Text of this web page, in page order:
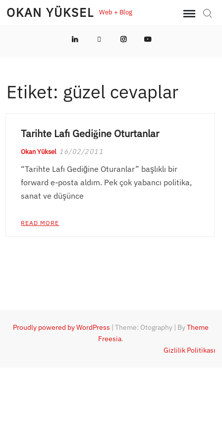
SkipOKAN YÜKSEL Web + Blog
LinkedInTwitterInstagramYouTube
Etiket: güzel cevaplar
Tarihte Lafı Gediğine Oturtanlar
Okan Yüksel 16/02/2011
“Tarihte Lafı Gediğine Oturanlar” başlıklı bir
forward e-posta aldım. Pek çok yabancı politika,
sanat ve düşünce
READ MORE
Proudly powered by WordPress |Theme: Otography | ByTheme
Freesia.
Gizlilik Politikası